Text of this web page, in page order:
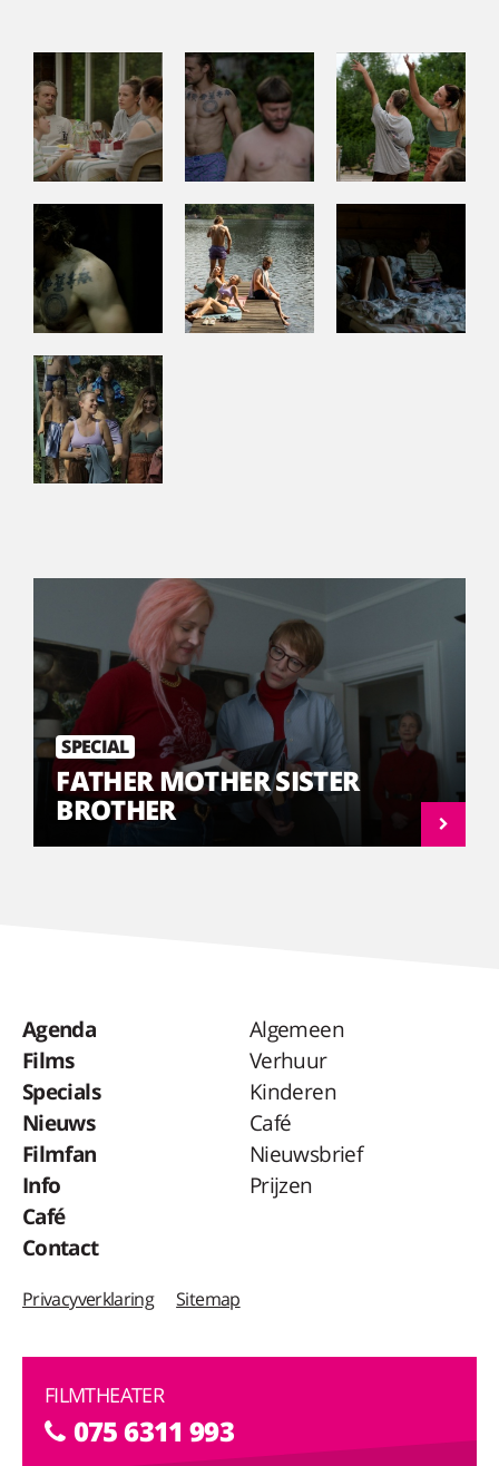
SPECIAL
FATHER MOTHER SISTER
BROTHER
Agenda
Films
Specials
Nieuws
Filmfan
Info
Café
Contact
Algemeen
Verhuur
Kinderen
Café
Nieuwsbrief
Prijzen
Privacyverklaring Sitemap
FILMTHEATER
075 6311 993